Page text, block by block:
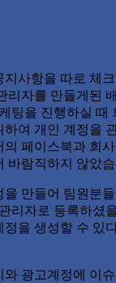
사항을 따로 체
리자를 만들게된
팅을 진행하실 때
여 개인 계정을
페이스북과 회
바람직하지 않았
만들어 팀원분들
리자로 등록하셨
을 생성할 수 있
광고계정에 이